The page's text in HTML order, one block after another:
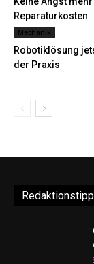
Reparaturkosten
Mechanik
Robotiklösung
der Praxis
Redaktionstipp